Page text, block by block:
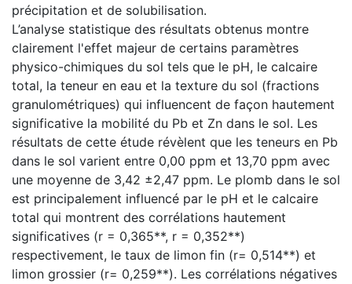
précipitation et de solubilisation.
L’analyse statistique des résultats obtenus montre
clairement l'effet majeur de certains paramètres
physico-chimiques du sol tels que le pH, le calcaire
total, la teneur en eau et la texture du sol (fractions
granulométriques) qui influencent de façon hautement
significative la mobilité du Pb et Zn dans le sol. Les
résultats de cette étude révèlent que les teneurs en Pb
dans le sol varient entre 0,00 ppm et 13,70 ppm avec
une moyenne de 3,42 ±2,47 ppm. Le plomb dans le sol
est principalement influencé par le pH et le calcaire
total qui montrent des corrélations hautement
significatives (r = 0,365**, r = 0,352**)
respectivement, le taux de limon fin (r= 0,514**) et
limon grossier (r= 0,259**). Les corrélations négatives